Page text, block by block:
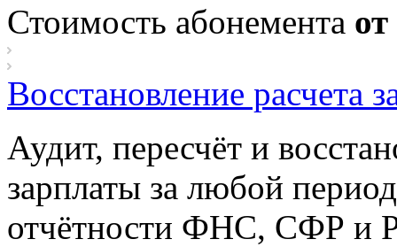
Стоимость абонемента
Восстановление расчета
Аудит, пересчёт и
зарплаты за любой
отчётности ФНС, СФР и